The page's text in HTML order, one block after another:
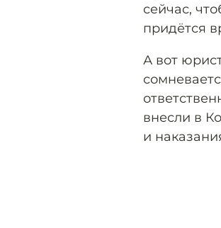
сейчас,
придётся
А вот
внесли в
и